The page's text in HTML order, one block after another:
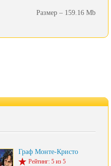
Размер – 159.16 Mb
Граф Монте-Кристо
Рейтинг: 5 из 5